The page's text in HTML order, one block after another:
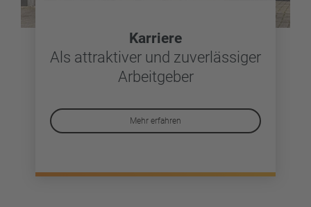
Karriere
Als attraktiver und zuverlässiger
Arbeitgeber
Mehr erfahren